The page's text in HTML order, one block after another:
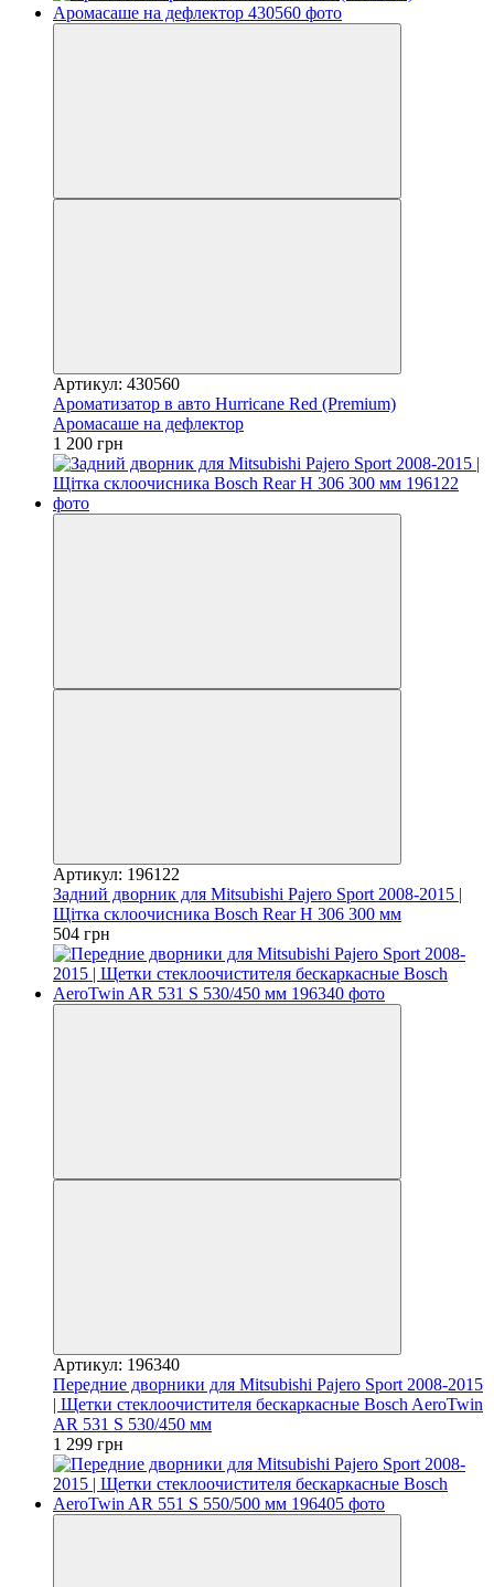
Артикул: 430560
Ароматизатор в авто Hurricane Red (Premium)
Аромасаше на дефлектор
1 200 грн
Артикул: 196122
Задний дворник для Mitsubishi Pajero Sport 2008-2015 |
Щітка склоочисника Bosch Rear H 306 300 мм
504 грн
Артикул: 196340
Передние дворники для Mitsubishi Pajero Sport 2008-2015
| Щетки стеклоочистителя бескаркасные Bosch AeroTwin
AR 531 S 530/450 мм
1 299 грн